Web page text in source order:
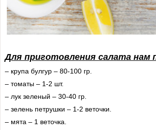
Для приготовления салата нам
– крупа булгур – 80-100 гр.
– томаты – 1-2 шт.
– лук зеленый – 30-40 гр.
– зелень петрушки – 1-2 веточки.
– мята – 1 веточка.